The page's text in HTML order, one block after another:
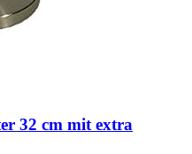
32 cm mit extra